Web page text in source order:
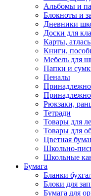
Альбомы и
Блокноты и
Дневники
Доски для
Карты,
Книги,
Мебель для
Папки и
Пеналы
Рюкзаки,
Тетради
Товары для
Товары для
Цветная
Школьно-
Школьные
Бумага
Бланки
Блоки для
Бумага для